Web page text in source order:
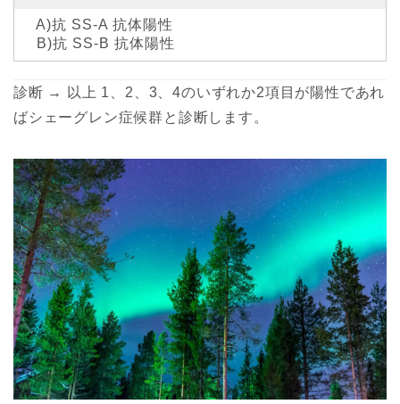
A)抗 SS-A 抗体陽性
B)抗 SS-B 抗体陽性
診断 → 以上 1、2、3、4のいずれか2項目が陽性であれ
ばシェーグレン症候群と診断します。